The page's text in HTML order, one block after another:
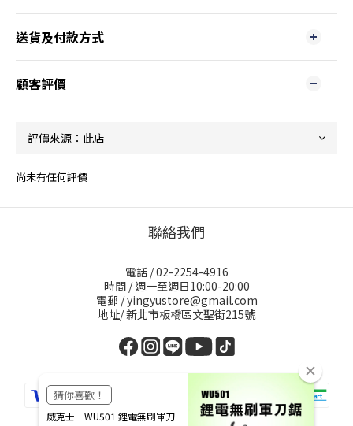
送貨及付款方式
顧客評價
尚未有任何評價
聯絡我們
電話 / 02-2254-4916
時間 / 週一至週日10:00-20:00
電郵 / yingyustore@gmail.com
地址/ 新北市板橋區文聖街215號